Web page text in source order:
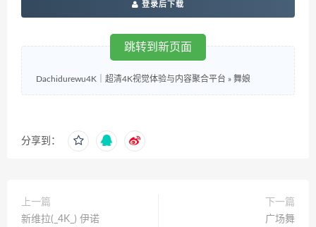
登录后下载
Dachidurewu4K｜超清4K视觉体验与内容聚合平台 » 舞娘
分享到：
上一篇
新维拉(_4K_) 伊诺
下一篇
广场舞
跳转到新页面